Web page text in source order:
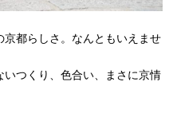
都らしさ。なんともいえませ
つくり、色合い、まさに京情